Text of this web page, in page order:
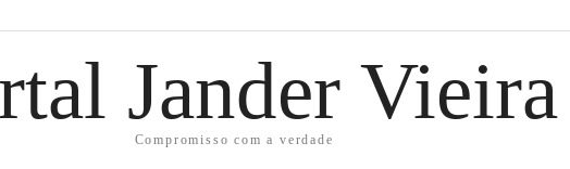
Jander Vieira
Compromisso com a verdade